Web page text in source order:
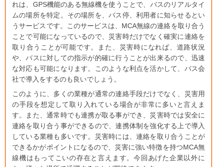
れは、GPS機能のある無線機を使うことで、バスのリアルタイ
ムの場所を特定。その場所を、バス停、利用者に知らせるとい
うサービスです。このサービスは、MCA無線の連絡を取り合う
ことで可能になっているので、災害時だけでなく確実に連絡を
取り合うことが可能です。また、災害時になれば、道路状況
や、バスに対しての指示が的確に行うことが出来るので、迅速
な対応も可能になります。このような利点を活かして、バス会
社で導入をするのも良いでしょう。
このように、多くの業種が通常の連絡手段だけでなく、災害用
の手段を想定して取り入れている場合が非常に多いと言えま
す。また、通常時でも連携が取る事ができ、災害時では安全に
連絡を取り合う事ができるので、連携体制を強化する上で導入
している業種も多いです。災害時には、連絡を取り合うことが
できるかがポイントになるので、災害に強い特徴を持つMCA無
線機はもってこいの存在と言えます。今回あげた企業以外に